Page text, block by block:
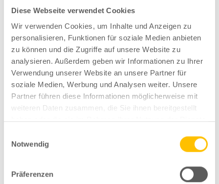
Diese Webseite verwendet Cookies
Wir verwenden Cookies, um Inhalte und Anzeigen zu
personalisieren, Funktionen für soziale Medien anbieten
zu können und die Zugriffe auf unsere Website zu
analysieren. Außerdem geben wir Informationen zu Ihrer
Verwendung unserer Website an unsere Partner für
soziale Medien, Werbung und Analysen weiter. Unsere
Partner führen diese Informationen möglicherweise mit
weiteren Daten zusammen, die Sie ihnen bereitgestellt
haben oder die sie im Rahmen Ihrer Nutzung der Dienste
Notwendig
Präferenzen
KFZ Linkowitz Webauflösung
(3 von 148)
Kommentare für diesen Beitrag sind geschlossen.